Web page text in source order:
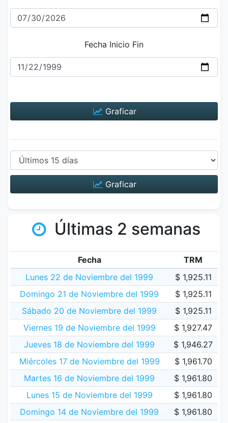
Fecha Inicio Fin
Graficar
Graficar
Últimas 2 semanas
Fecha
TRM
Lunes 22 de Noviembre del 1999
$ 1,925.11
Domingo 21 de Noviembre del 1999
$ 1,925.11
Sábado 20 de Noviembre del 1999
$ 1,925.11
Viernes 19 de Noviembre del 1999
$ 1,927.47
Jueves 18 de Noviembre del 1999
$ 1,946.27
Miércoles 17 de Noviembre del 1999
$ 1,961.70
Martes 16 de Noviembre del 1999
$ 1,961.80
Lunes 15 de Noviembre del 1999
$ 1,961.80
Domingo 14 de Noviembre del 1999
$ 1,961.80